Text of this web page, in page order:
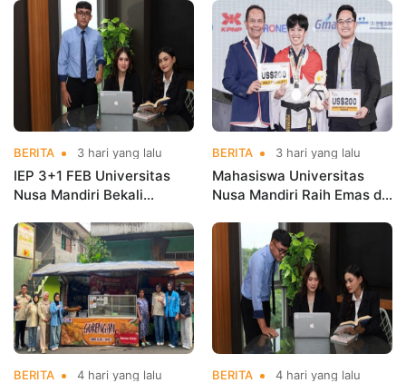
Kementerian Koperasi
Nama Kampus di Kejurnas
Taekwondo
BERITA 3 hari yang lalu
IEP 3+1 FEB Universitas
Nusa Mandiri Bekali
Kerja Sebelum Lulus
BERITA 3 hari yang lalu
Mahasiswa Universitas
Nusa Mandiri Raih Emas di
Indonesia Open
Championships 2026
BERITA 4 hari yang lalu BERITA 4 hari yang lalu